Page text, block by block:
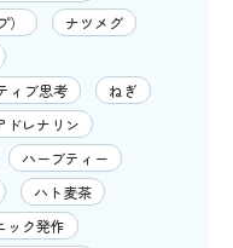
ナツメグ
ィブ思考
ねぎ
ドレナリン
ハーブティー
ハト麦茶
ック発作